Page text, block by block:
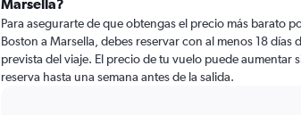
Marsella?
Para asegurarte de que obtengas el precio más barato
Boston a Marsella, debes reservar con al menos 18 días
prevista del viaje. El precio de tu vuelo puede aumentar
reserva hasta una semana antes de la salida.